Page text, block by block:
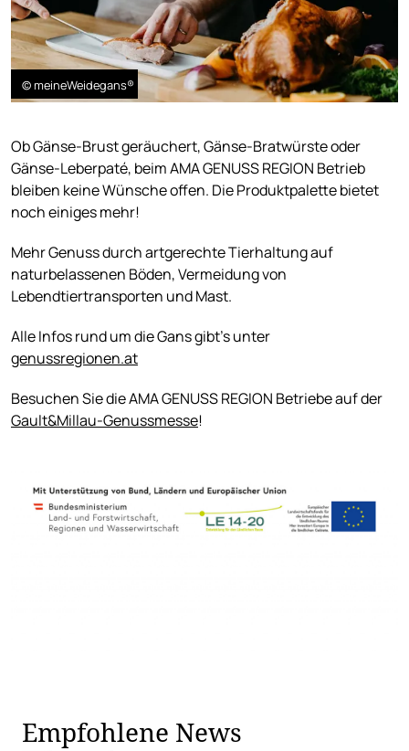
© meineWeidegans®
Ob Gänse-Brust geräuchert, Gänse-Bratwürste oder
Gänse-Leberpaté, beim AMA GENUSS REGION Betrieb
bleiben keine Wünsche offen. Die Produktpalette bietet
noch einiges mehr!
Mehr Genuss durch artgerechte Tierhaltung auf
naturbelassenen Böden, Vermeidung von
Lebendtiertransporten und Mast.
Alle Infos rund um die Gans gibt’s unter
genussregionen.at
Besuchen Sie die AMA GENUSS REGION Betriebe auf der
Gault&Millau-Genussmesse!
Empfohlene News